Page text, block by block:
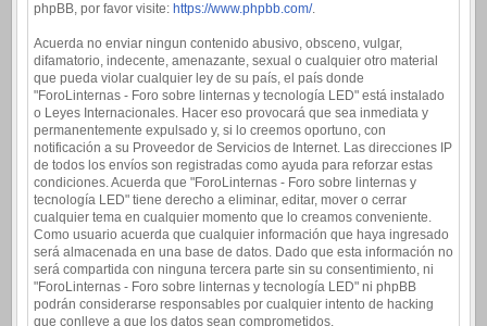
phpBB, por favor visite: https://www.phpbb.com/.
Acuerda no enviar ningun contenido abusivo, obsceno, vulgar,
difamatorio, indecente, amenazante, sexual o cualquier otro material
que pueda violar cualquier ley de su país, el país donde
"ForoLinternas - Foro sobre linternas y tecnología LED" está instalado
o Leyes Internacionales. Hacer eso provocará que sea inmediata y
permanentemente expulsado y, si lo creemos oportuno, con
notificación a su Proveedor de Servicios de Internet. Las direcciones IP
de todos los envíos son registradas como ayuda para reforzar estas
condiciones. Acuerda que "ForoLinternas - Foro sobre linternas y
tecnología LED" tiene derecho a eliminar, editar, mover o cerrar
cualquier tema en cualquier momento que lo creamos conveniente.
Como usuario acuerda que cualquier información que haya ingresado
será almacenada en una base de datos. Dado que esta información no
será compartida con ninguna tercera parte sin su consentimiento, ni
"ForoLinternas - Foro sobre linternas y tecnología LED" ni phpBB
podrán considerarse responsables por cualquier intento de hacking
que conlleve a que los datos sean comprometidos.